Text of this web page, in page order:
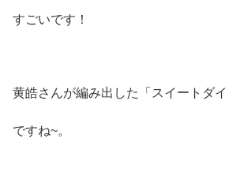
すごいです！
黄皓さんが編み出した「スイートダ
ですね~。